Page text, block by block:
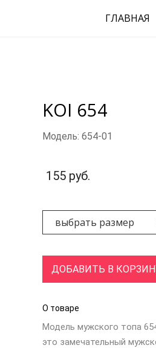
ГЛАВНАЯ
KOI 654
Модель: 654-01
155 руб.
выбрать размер
ДОБАВИТЬ В
О товаре
Модель мужского топа
это замечательный